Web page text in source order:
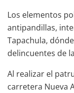
Los elementos
antipandillas,
Tapachula,
delincuentes de
Al realizar el
carretera Nueva